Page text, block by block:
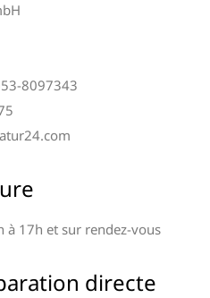
8097343
à 17h et sur rendez-vous
directe